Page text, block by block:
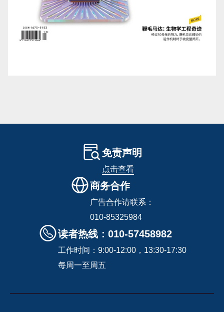
免责声明
点击查看
商务合作
广告合作请联系：
010-85325984
读者热线：010-57458982
工作时间：9:00-12:00，13:30-17:30
每周一至周五